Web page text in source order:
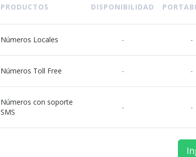
PRODUCTOS DISPONIBILIDAD
Números Locales - -
Números Toll Free - -
Números con soporte
SMS
- -